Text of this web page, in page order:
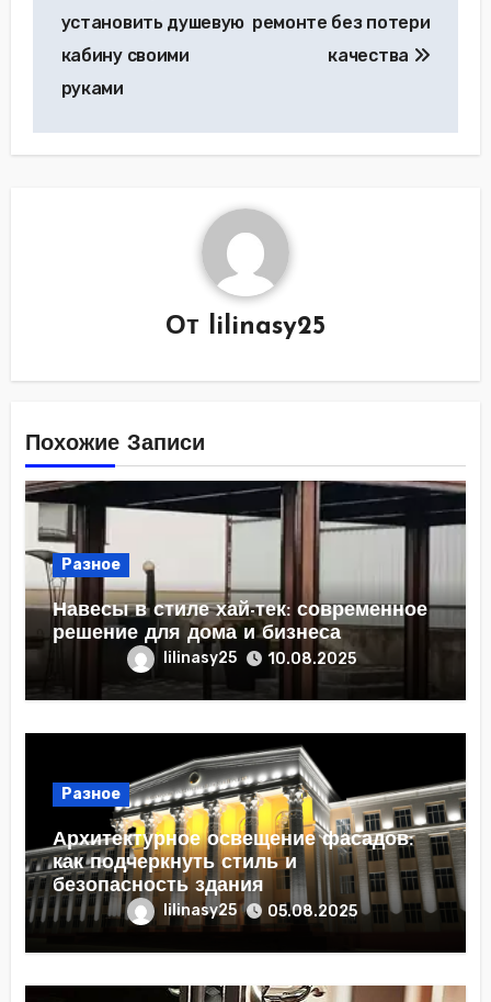
по
записям
установить душевую
кабину своими
руками
ремонте без потери
качества
От lilinasy25
Похожие Записи
Разное
Навесы в стиле хай-тек: современное
решение для дома и бизнеса
lilinasy25 10.08.2025
Разное
Архитектурное освещение фасадов:
как подчеркнуть стиль и
безопасность здания
lilinasy25 05.08.2025